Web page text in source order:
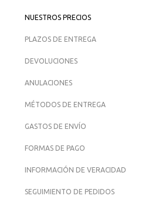
NUESTROS PRECIOS
PLAZOS DE ENTREGA
DEVOLUCIONES
ANULACIONES
MÉTODOS DE ENTREGA
GASTOS DE ENVÍO
FORMAS DE PAGO
INFORMACIÓN DE VERACIDAD
SEGUIMIENTO DE PEDIDOS